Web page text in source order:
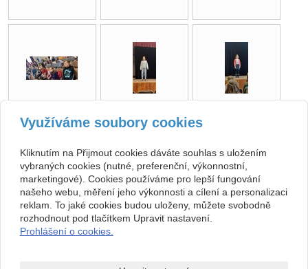
Kontakt
Základní umělecká škola
Komenského 189, 27101
Nové Strašecí
47013729
+420 313 572 441
info@zusnovestraseci.cz
Využíváme soubory cookies
Kliknutím na Přijmout cookies dáváte souhlas s uložením
vybraných cookies (nutné, preferenční, výkonnostní,
marketingové). Cookies používáme pro lepší fungování
našeho webu, měření jeho výkonnosti a cílení a personalizaci
reklam. To jaké cookies budou uloženy, můžete svobodně
rozhodnout pod tlačítkem Upravit nastavení.
Prohlášení o cookies.